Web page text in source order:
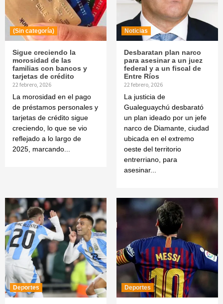
(Sin categoría)
Sigue creciendo la
morosidad de las
familias con bancos y
tarjetas de crédito
22 febrero, 2026
La morosidad en el pago
de préstamos personales y
tarjetas de crédito sigue
creciendo, lo que se vio
reflejado a lo largo de
2025, marcando...
Noticias
Desbaratan plan narco
para asesinar a un juez
federal y a un fiscal de
Entre Ríos
22 febrero, 2026
La justicia de
Gualeguaychú desbarató
un plan ideado por un jefe
narco de Diamante, ciudad
ubicada en el extremo
oeste del territorio
entrerriano, para
asesinar...
Deportes Deportes